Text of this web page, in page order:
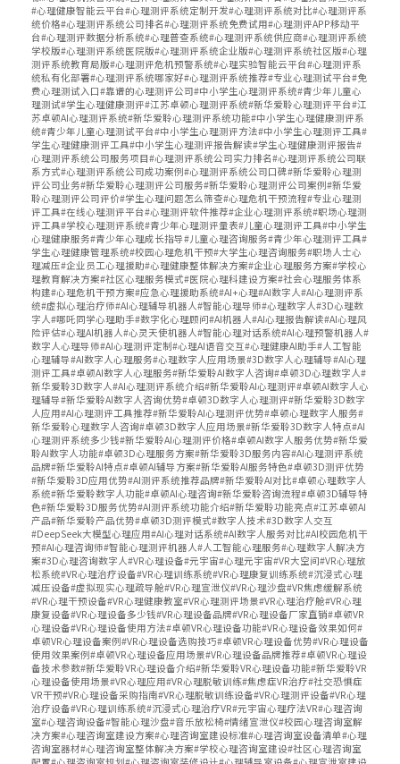
#心理健康智能云平台#心理测评系统定制开发#心理测评系统对比#心理测评系
统价格#心理测评系统公司排名#心理测评系统免费试用#心理测评APP移动平
台#心理测评数据分析系统#心理普查系统#心理测评系统供应商#心理测评系统
学校版#心理测评系统医院版#心理测评系统企业版#心理测评系统社区版#心理
测评系统教育局版#心理测评危机预警系统#心理实验智能云平台#心理测评系
统私有化部署#心理测评系统哪家好#心理测评系统推荐#专业心理测试平台#免
费心理测试入口#靠谱的心理测评公司#中小学生心理测评系统#青少年儿童心
理测试#学生心理健康测评#江苏卓顿心理测评系统#新华爱聆心理测评平台#江
苏卓顿AI心理测评系统#新华爱聆心理测评系统功能#中小学生心理健康测评系
统#青少年儿童心理测试平台#中小学生心理测评方法#中小学生心理测评工具#
学生心理健康测评工具#中小学生心理测评报告解读#学生心理健康测评报告#
心理测评系统公司服务项目#心理测评系统公司实力排名#心理测评系统公司联
系方式#心理测评系统公司成功案例#心理测评系统公司口碑#新华爱聆心理测
评公司业务#新华爱聆心理测评公司服务#新华爱聆心理测评公司案例#新华爱
聆心理测评公司评价#学生心理问题怎么筛查#心理危机干预流程#专业心理测
评工具#在线心理测评平台#心理测评软件推荐#企业心理测评系统#职场心理测
评工具#学校心理测评系统#青少年心理测评量表#儿童心理测评工具#中小学生
心理健康服务#青少年心理成长指导#儿童心理咨询服务#青少年心理测评工具#
学生心理健康管理系统#校园心理危机干预#大学生心理咨询服务#职场人士心
理减压#企业员工心理援助#心理健康整体解决方案#企业心理服务方案#学校心
理教育解决方案#社区心理服务模式#医院心理科建设方案#社会心理服务体系
构建#心理危机干预方案#应急心理援助系统#AI+心理#AI数字人#AI心理测评系
统#虚拟心理治疗师#AI心理辅导机器人#智能心理导师#心理数字人#3D心理数
字人#哪吒同学心理助手#数字化心理顾问#AI机器人#AI心理报告解读#AI心理风
险评估#心理AI机器人#心灵天使机器人#智能心理对话系统#AI心理预警机器人#
数字人心理导师#AI心理测评定制#心理AI语音交互#心理健康AI助手#人工智能
心理辅导#AI数字人心理服务#心理数字人应用场景#3D数字人心理辅导#AI心理
测评工具#卓顿AI数字人心理服务#新华爱聆AI数字人咨询#卓顿3D心理数字人#
新华爱聆3D数字人#AI心理测评系统介绍#新华爱聆AI心理测评#卓顿AI数字人心
理辅导#新华爱聆AI数字人咨询优势#卓顿3D数字人心理测评#新华爱聆3D数字
人应用#AI心理测评工具推荐#新华爱聆AI心理测评优势#卓顿心理数字人服务#
新华爱聆心理数字人咨询#卓顿3D数字人应用场景#新华爱聆3D数字人特点#AI
心理测评系统多少钱#新华爱聆AI心理测评价格#卓顿AI数字人服务优势#新华爱
聆AI数字人功能#卓顿3D心理服务方案#新华爱聆3D服务内容#AI心理测评系统
品牌#新华爱聆AI特点#卓顿AI辅导方案#新华爱聆AI服务特色#卓顿3D测评优势
#新华爱聆3D应用优势#AI测评系统推荐品牌#新华爱聆AI对比#卓顿心理数字人
系统#新华爱聆数字人功能#卓顿AI心理咨询#新华爱聆咨询流程#卓顿3D辅导特
色#新华爱聆3D服务优势#AI测评系统功能介绍#新华爱聆功能亮点#江苏卓顿AI
产品#新华爱聆产品优势#卓顿3D测评模式#数字人技术#3D数字人交互
#DeepSeek大模型心理应用#AI心理对话系统#AI数字人服务对比#AI校园危机干
预#AI心理咨询师#智能心理测评机器人#人工智能心理服务#心理数字人解决方
案#3D心理咨询数字人#VR心理设备#元宇宙#心理元宇宙#VR大空间#VR心理放
松系统#VR心理治疗设备#VR心理训练系统#VR心理康复训练系统#沉浸式心理
减压设备#虚拟现实心理疏导舱#VR心理宣泄仪#VR心理沙盘#VR焦虑缓解系统
#VR心理干预设备#VR心理健康教室#VR心理测评场景#VR心理治疗舱#VR心理
康复设备#VR心理设备多少钱#VR心理设备品牌#VR心理设备厂家直销#卓顿VR
心理设备#VR心理设备使用方法#卓顿VR心理设备功能#VR心理设备效果如何#
卓顿VR心理设备案例#VR心理设备选购技巧#卓顿VR心理设备优势#VR心理设备
使用效果案例#卓顿VR心理设备应用场景#VR心理设备品牌推荐#卓顿VR心理设
备技术参数#新华爱聆VR心理设备介绍#新华爱聆VR心理设备功能#新华爱聆VR
心理设备使用场景#VR心理应用#VR心理脱敏训练#焦虑症VR治疗#社交恐惧症
VR干预#VR心理设备采购指南#VR心理脱敏训练设备#VR心理测评设备#VR心理
治疗设备#VR心理训练系统#沉浸式心理治疗VR#元宇宙心理疗法VR#心理咨询
室#心理咨询设备#智能心理沙盘#音乐放松椅#情绪宣泄仪#校园心理咨询室解
决方案#心理咨询室建设方案#心理咨询室建设标准#心理咨询室设备清单#心理
咨询室器材#心理咨询室整体解决方案#学校心理咨询室建设#社区心理咨询室